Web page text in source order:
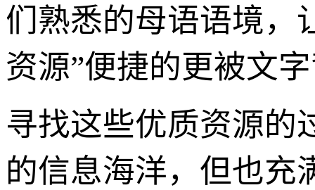
们熟悉的母语语境，
资源”便捷的更被文
寻找这些优质资源的
的信息海洋，但也充